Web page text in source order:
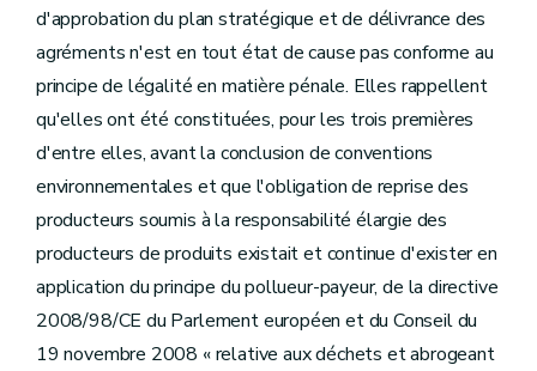
d'approbation du plan stratégique et de délivrance des
agréments n'est en tout état de cause pas conforme au
principe de légalité en matière pénale. Elles rappellent
qu'elles ont été constituées, pour les trois premières
d'entre elles, avant la conclusion de conventions
environnementales et que l'obligation de reprise des
producteurs soumis à la responsabilité élargie des
producteurs de produits existait et continue d'exister en
application du principe du pollueur-payeur, de la directive
2008/98/CE du Parlement européen et du Conseil du
19 novembre 2008 « relative aux déchets et abrogeant